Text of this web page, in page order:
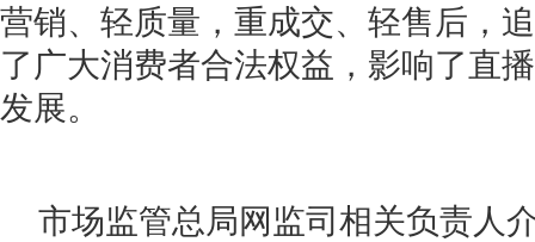
营销、轻质量，重成交、轻售后，
了广大消费者合法权益，影响了直
发展。
市场监管总局网监司相关负责人